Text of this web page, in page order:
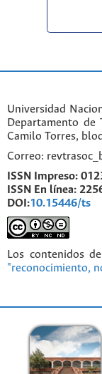
Universidad
Departamento de
Camilo Torres,
Correo:
ISSN Impreso:
ISSN En línea:
DOI:10.15446/ts
Los contenidos
"reconocimiento,